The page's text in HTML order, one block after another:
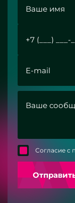
Согласие с